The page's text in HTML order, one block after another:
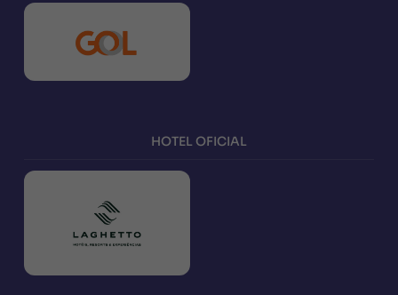
HOTEL OFICIAL